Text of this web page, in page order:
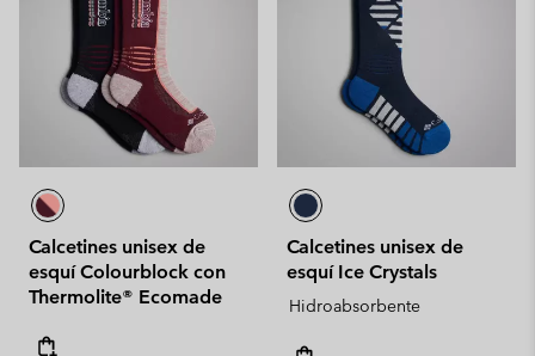
Calcetines unisex de
esquí Colourblock con
Thermolite® Ecomade
Calcetines unisex de
esquí Ice Crystals
Hidroabsorbente